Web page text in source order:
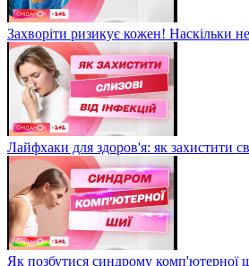
Захворіти ризикує кожен! Наскільки
Лайфхаки для здоров'я: як захистити
Як позбутися синдрому комп'ютерної